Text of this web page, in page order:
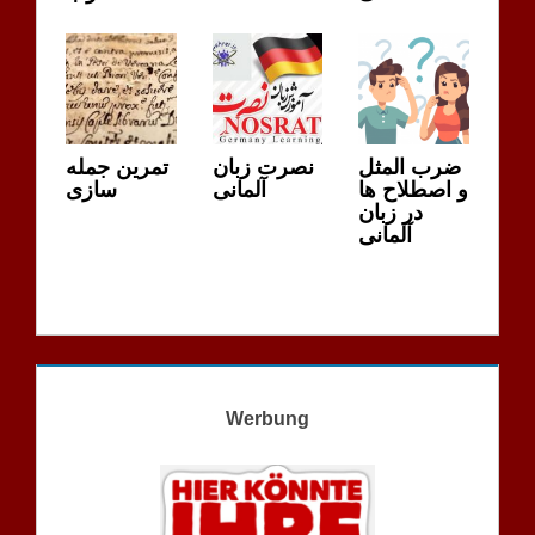
تمرین جمله
سازی
نصرت زبان
آلمانی
ضرب المثل
و اصطلاح ها
در زبان
آلمانی
Werbung